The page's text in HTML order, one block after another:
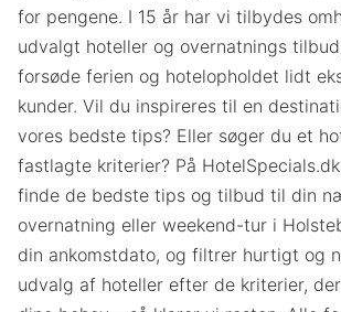
for pengene. I 15 år har vi tilbydes
udvalgt hoteller og overnatnings
forsøde ferien og hotelopholdet lidt
kunder. Vil du inspireres til en
vores bedste tips? Eller søger du et
fastlagte kriterier? På
finde de bedste tips og tilbud til din
overnatning eller weekend-tur i
din ankomstdato, og filtrer hurtigt og
udvalg af hoteller efter de kriterier,